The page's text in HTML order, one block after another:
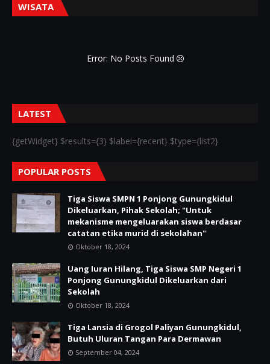
WISATA
Error: No Posts Found
LATEST
{getWidget} $results={3} $label={recent} $type={list2}
POPULAR POSTS
Tiga Siswa SMPN 1 Ponjong Gunungkidul
Dikeluarkan, Pihak Sekolah; "Untuk
mekanisme mengeluarakan siswa berdasar
catatan etika murid di sekolahan"
Oktober 18, 2024
Uang Iuran Hilang, Tiga Siswa SMP Negeri 1
Ponjong Gunungkidul Dikeluarkan dari
Sekolah
Oktober 18, 2024
Tiga Lansia di Grogol Paliyan Gunungkidul,
Butuh Uluran Tangan Para Dermawan
September 04, 2024